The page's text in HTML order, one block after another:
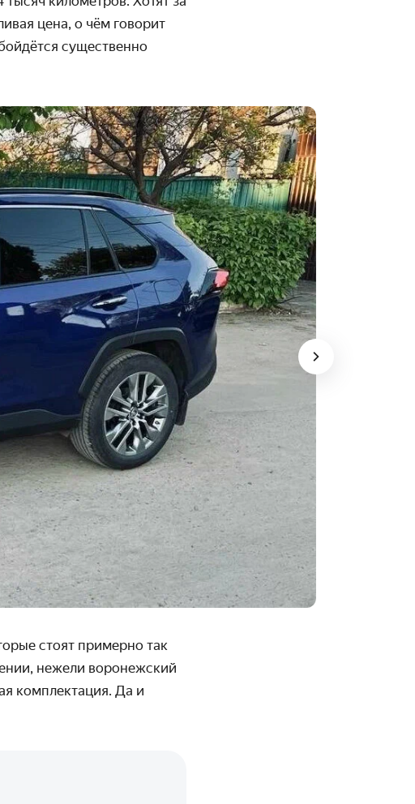
цена, о чём говорит
существенно
стоят примерно так
нежели воронежский
комплектация. Да и